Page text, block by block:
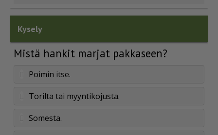
Kysely
Mistä hankit marjat pakkaseen?
Poimin itse.
Torilta tai myyntikojusta.
Somesta.